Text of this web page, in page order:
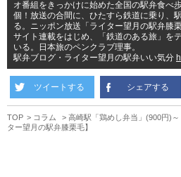
オ番組をきっかけに始めた全国の駅弁食べ
個！放送の合間に、ひたすら鉄道に乗り、
る。ニッポン放送「ライター望月の駅弁膝
サイト連載をはじめ、「鉄道のある旅」を
いる。日本旅のペンクラブ理事。
駅弁ブログ・ライター望月の駅弁いい気分
ツイートする シェアする
TOP コラム
高崎駅「鶏めし弁当」(900円)
ター望月の駅弁膝栗毛】